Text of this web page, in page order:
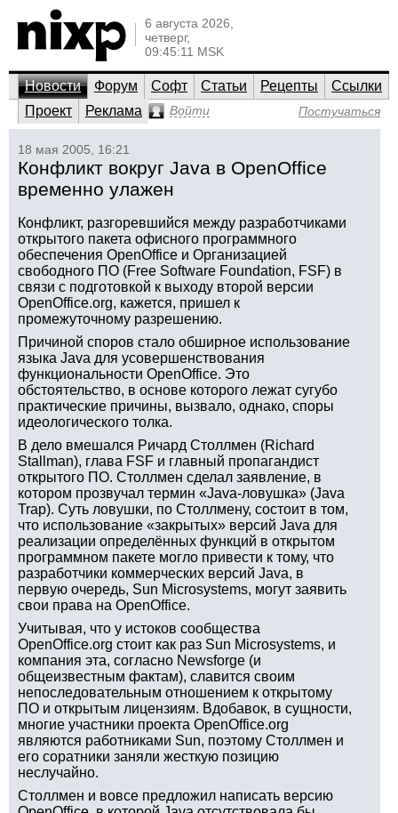
6 августа 2026,
четверг,
09:45:11 MSK
Новости Форум Софт Статьи Рецепты
Ссылки
Проект
Реклама Войти Постучаться
18 мая 2005, 16:21
Конфликт вокруг Java в OpenOffice
временно улажен
Конфликт, разгоревшийся между разработчиками
открытого пакета офисного программного
обеспечения OpenOffice и Организацией
свободного ПО (Free Software Foundation, FSF) в
связи с подготовкой к выходу второй версии
OpenOffice.org, кажется, пришел к
промежуточному разрешению.
Причиной споров стало обширное использование
языка Java для усовершенствования
функциональности OpenOffice. Это
обстоятельство, в основе которого лежат сугубо
практические причины, вызвало, однако, споры
идеологического толка.
В дело вмешался Ричард Столлмен (Richard
Stallman), глава FSF и главный пропагандист
открытого ПО. Столлмен сделал заявление, в
котором прозвучал термин «Java-ловушка» (Java
Trap). Суть ловушки, по Столлмену, состоит в том,
что использование «закрытых» версий Java для
реализации определённых функций в открытом
программном пакете могло привести к тому, что
разработчики коммерческих версий Java, в
первую очередь, Sun Microsystems, могут заявить
свои права на OpenOffice.
Учитывая, что у истоков сообщества
OpenOffice.org стоит как раз Sun Microsystems, и
компания эта, согласно Newsforge (и
общеизвестным фактам), славится своим
непоследовательным отношением к открытому
ПО и открытым лицензиям. Вдобавок, в сущности,
многие участники проекта OpenOffice.org
являются работниками Sun, поэтому Столлмен и
его соратники заняли жесткую позицию
неслучайно.
Столлмен и вовсе предложил написать версию